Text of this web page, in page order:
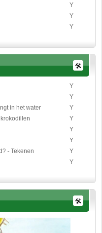
Y
Y
Y
Y
Y
in het water
Y
Y
Y
Y
- Tekenen
Y
Y